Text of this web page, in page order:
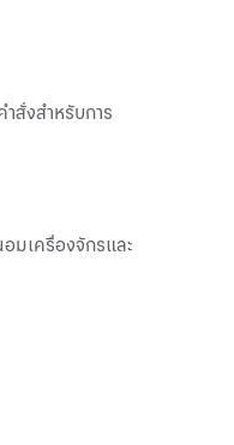
สั่งสำหรับการ
มเครื่องจักรและ